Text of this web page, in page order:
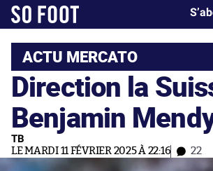
ACTU MERCATO
Direction la
Benjamin
TB
LE MARDI 11 FÉVRIER 2025 À 22:16 22